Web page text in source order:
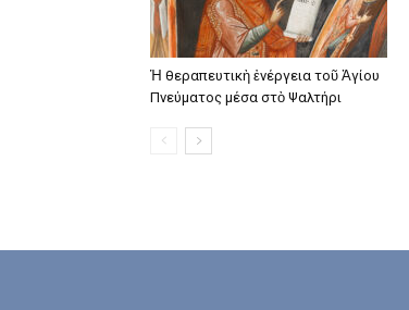
Ἡ θεραπευτικὴ ἐνέργεια τοῦ Ἁγίου
Πνεύματος μέσα στὸ Ψαλτήρι